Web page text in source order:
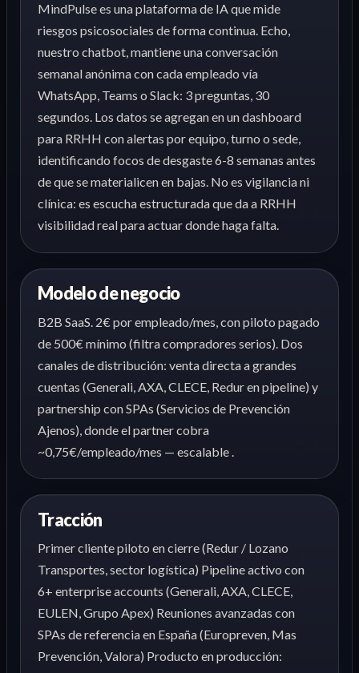
MindPulse es una plataforma de IA que mide
riesgos psicosociales de forma continua. Echo,
nuestro chatbot, mantiene una conversación
semanal anónima con cada empleado vía
WhatsApp, Teams o Slack: 3 preguntas, 30
segundos. Los datos se agregan en un dashboard
para RRHH con alertas por equipo, turno o sede,
identificando focos de desgaste 6-8 semanas antes
de que se materialicen en bajas. No es vigilancia ni
clínica: es escucha estructurada que da a RRHH
visibilidad real para actuar donde haga falta.
Modelo de negocio
B2B SaaS. 2€ por empleado/mes, con piloto pagado
de 500€ mínimo (filtra compradores serios). Dos
canales de distribución: venta directa a grandes
cuentas (Generali, AXA, CLECE, Redur en pipeline) y
partnership con SPAs (Servicios de Prevención
Ajenos), donde el partner cobra
~0,75€/empleado/mes — escalable .
Tracción
Primer cliente piloto en cierre (Redur / Lozano
Transportes, sector logística) Pipeline activo con
6+ enterprise accounts (Generali, AXA, CLECE,
EULEN, Grupo Apex) Reuniones avanzadas con
SPAs de referencia en España (Europreven, Mas
Prevención, Valora) Producto en producción: